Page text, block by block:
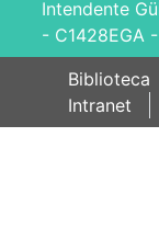
Intendente
- C1428EGA
Biblioteca
Intranet